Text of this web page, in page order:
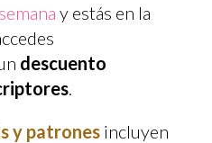
y estás en la
descuento
.
y patrones incluyen